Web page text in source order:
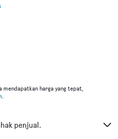
mendapatkan harga yang tepat,
.
penjual.